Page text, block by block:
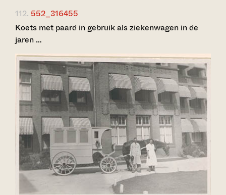
112. 552_316455
Koets met paard in gebruik als ziekenwagen in de
jaren …